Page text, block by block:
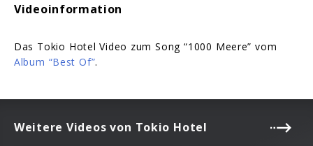
Videoinformation
Das Tokio Hotel Video zum Song “1000 Meere” vom
Album “Best Of”.
Weitere Videos von Tokio Hotel